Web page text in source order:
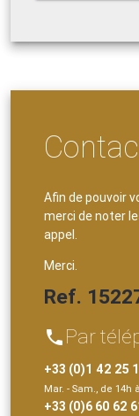
Afin de pouvoir
merci de noter
appel.
Merci.
Ref.
phone Par
+33 (0)1 42 25
Mar. - Sam., de 14h
+33 (0)6 60 62